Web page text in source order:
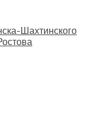
Шахтинского